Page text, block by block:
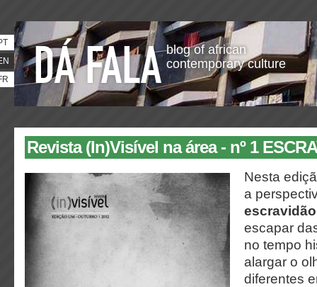
blog of african
contemporary culture
Revista (In)Visível na área - nº 1
Nesta
a
escravidão
escapar
no tempo
alargar o
diferentes